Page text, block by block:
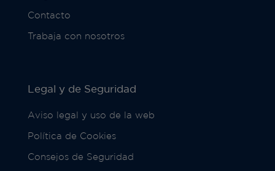
Contacto
Trabaja con nosotros
Legal y de Seguridad
Aviso legal y uso de la web
Política de Cookies
Consejos de Seguridad